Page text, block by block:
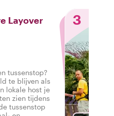
Layover
tussenstop?
te blijven als
lokale host je
zien tijdens
tussenstop
3